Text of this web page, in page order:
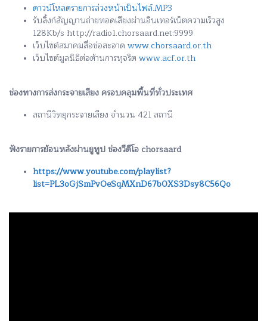
ดาวน์โหลดรายการล่วงหน้าเป็นไฟล์.MP3
รับลิ้งก์สัญญานถ่ายทอดเสียงผ่านอินเทอร์เน็ตความเร็วสูง
128Kb/s http://radio1.chorsaard.net:9999
เว็บไซต์สมาคมสื่อช่อสะอาด www.chorsaard.or.th
เว็บไซต์มูลนิธิต่อต้านการทุจริต www.acf.or.th
ช่องทางการส่งกระจายเสียง ครอบคลุมพื้นที่ทั่วประเทศ
สถานีวิทยุกระจายเสียง จำนวน 421 สถานี
ฟังรายการย้อนหลังผ่านยูทูป ช่องวีดีโอ chorsaard
https://www.youtube.com/playlist?
list=PL3oGjSmPvOeSqMXnD67b0XS3Dsy8C56Qo